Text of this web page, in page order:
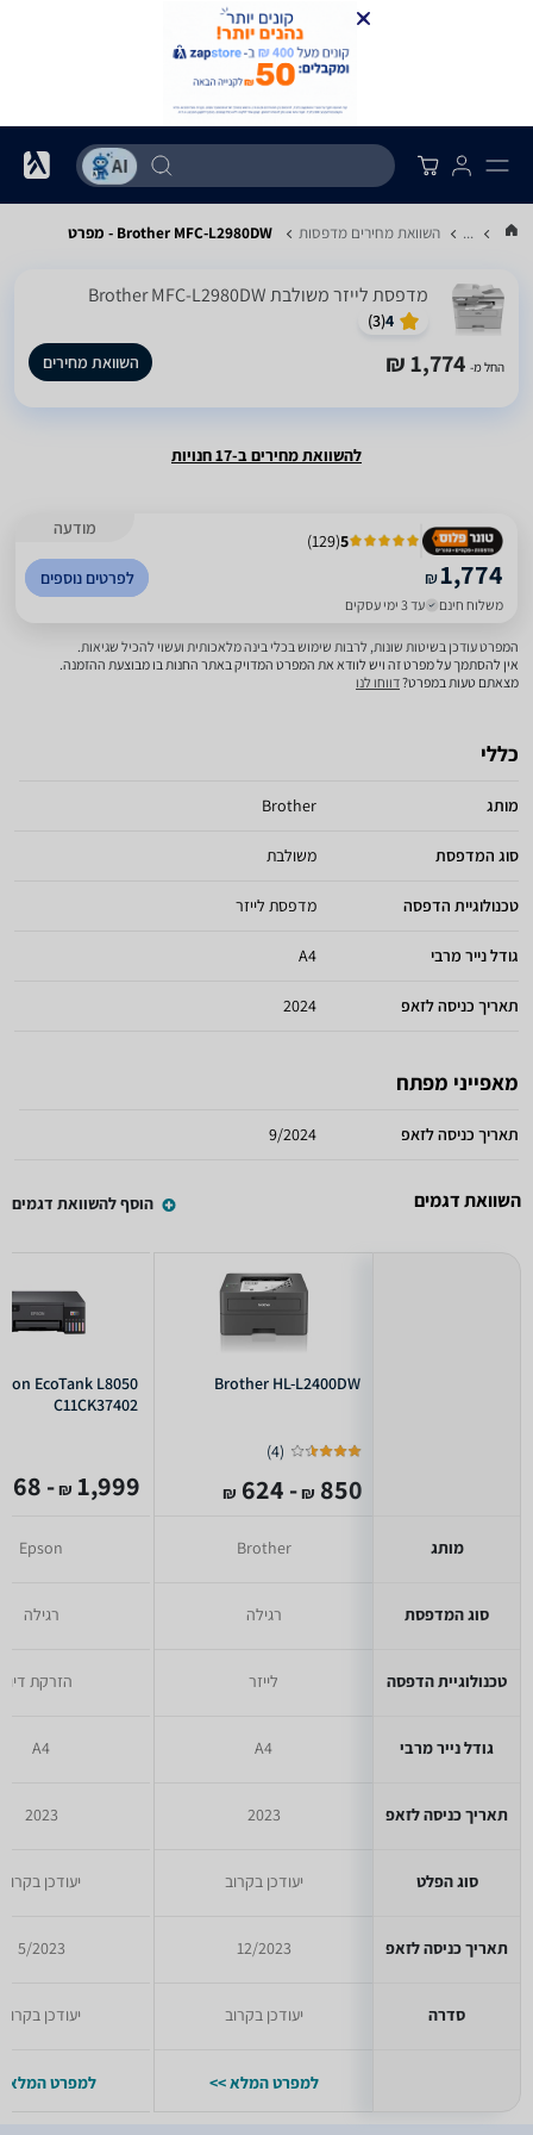
... השוואת מחירים מדפסות Brother MFC-L2980DW - מפרט
‏מדפסת לייזר ‏משולבת Brother MFC-L2980DW
4
(
3
)
החל מ- 1,774 ₪ השוואת מחירים
להשוואת מחירים ב-17 חנויות
מודעה
5
(
129
)
₪1,774
משלוח חינם עד 3 ימי עסקים
לפרטים נוספים
המפרט עודכן בשיטות שונות, לרבות שימוש בכלי בינה מלאכותית ועשוי להכיל שגיאות.
אין להסתמך על מפרט זה ויש לוודא את המפרט המדויק באתר החנות בו מבוצעת ההזמנה.
מצאתם טעות במפרט?דווחו לנו
כללי
מותג Brother
סוג המדפסת משולבת
טכנולוגיית הדפסה מדפסת לייזר
גודל נייר מרבי A4
תאריך כניסה לזאפ 2024
מאפייני מפתח
תאריך כניסה לזאפ 9/2024
השוואת דגמים הוסף להשוואת דגמים
מותג
סוג המדפסת
טכנולוגיית הדפסה
גודל נייר מרבי
תאריך כניסה לזאפ
סוג הפלט
תאריך כניסה לזאפ
סדרה
Brother HL-L2400DW
(
4
)
850
₪
- 624
₪
Brother
רגילה
לייזר
A4
2023
יעודכן בקרוב
12/2023
יעודכן בקרוב
למפרט המלא >>
EcoTank L8050
C11CK37402
1,999
₪
- 1,568
Epson
רגילה
הזרקת דיו
A4
2023
יעודכן בקרוב
5/2023
יעודכן בקרוב
למפרט המלא